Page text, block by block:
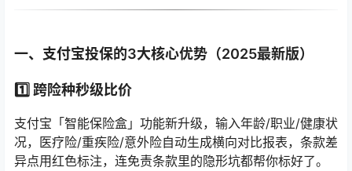
一、支付宝投保的3大核心优势（2025最新版）
1️⃣ 跨险种秒级比价
支付宝「智能保险盒」功能新升级，输入年龄/职业/健康状
况，医疗险/重疾险/意外险自动生成横向对比报表，条款差
异点用红色标注，连免责条款里的隐形坑都帮你标好了。